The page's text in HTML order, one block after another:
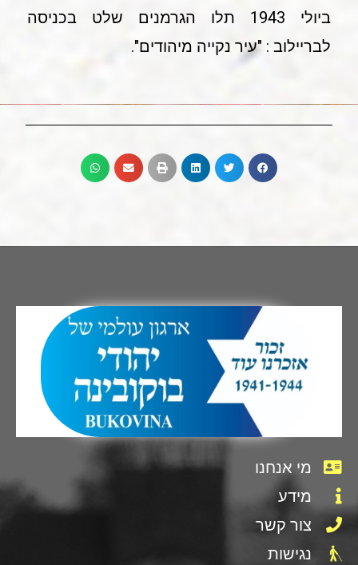
ביולי 1943 תלו הגרמנים שלט בכניסה
לבריילוב : "עיר נקייה מיהודים".
מי אנחנו
מידע
צור קשר
נגישות